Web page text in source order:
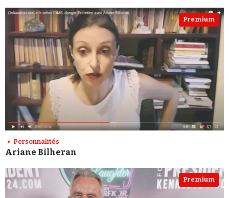
Premium
Personnalités
Ariane Bilheran
Premium